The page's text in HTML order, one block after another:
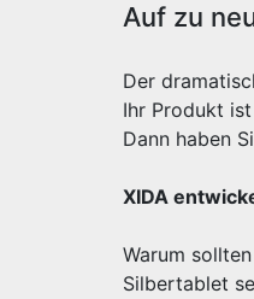
Auf zu
Der
Ihr Produkt
Dann haben
XIDA
Warum
Silbertablet